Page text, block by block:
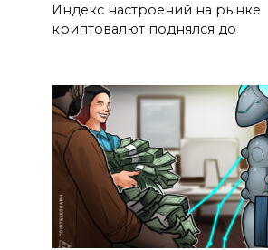
Индекс настроений на рынке
криптовалют поднялся до